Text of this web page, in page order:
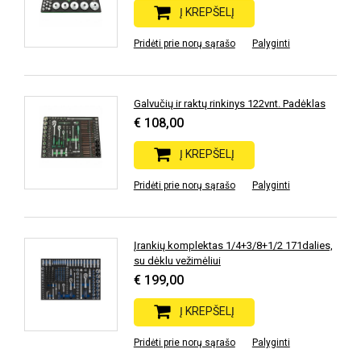
Į KREPŠELĮ
Pridėti prie norų sąrašo Palyginti
Galvučių ir raktų rinkinys 122vnt. Padėklas
€ 108,00
Į KREPŠELĮ
Pridėti prie norų sąrašo Palyginti
Įrankių komplektas 1/4+3/8+1/2 171dalies,
su dėklu vežimėliui
€ 199,00
Į KREPŠELĮ
Pridėti prie norų sąrašo Palyginti